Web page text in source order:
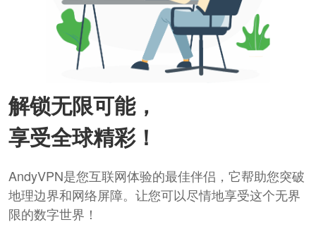
解锁无限可能，
享受全球精彩！
AndyVPN是您互联网体验的最佳伴侣，它帮助您突破
地理边界和网络屏障。让您可以尽情地享受这个无界
限的数字世界！